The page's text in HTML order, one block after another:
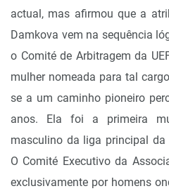
actual, mas afirmou que a
Damkova vem na sequência
o Comité de Arbitragem da
mulher nomeada para tal
se a um caminho pioneiro
anos. Ela foi a primeira
masculino da liga principal da
O Comité Executivo da
exclusivamente por homens